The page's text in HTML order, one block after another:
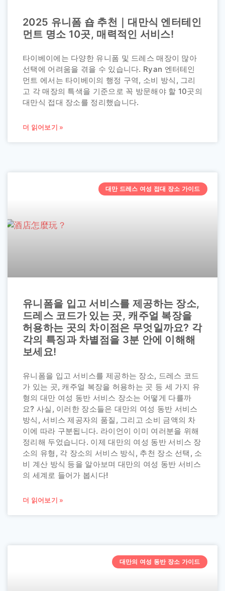
2025 유니폼 숍 추천｜대만식 엔터테인
먼트 명소 10곳, 매력적인 서비스!
타이베이에는 다양한 유니폼 및 드레스 매장이 많아
선택에 어려움을 겪을 수 있습니다. Ryan 엔터테인
먼트 에서는 타이베이의 행정 구역, 소비 방식, 그리
고 각 매장의 특색을 기준으로 꼭 방문해야 할 10곳의
대만식 접대 장소를 정리했습니다.
더 읽어보기 »
대만 드레스 여성 접대 장소 가이드
유니폼을 입고 서비스를 제공하는 장소,
드레스 코드가 있는 곳, 캐주얼 복장을
허용하는 곳의 차이점은 무엇일까요? 각
각의 특징과 차별점을 3분 안에 이해해
보세요!
유니폼을 입고 서비스를 제공하는 장소, 드레스 코드
가 있는 곳, 캐주얼 복장을 허용하는 곳 등 세 가지 유
형의 대만 여성 동반 서비스 장소는 어떻게 다를까
요? 사실, 이러한 장소들은 대만의 여성 동반 서비스
방식, 서비스 제공자의 품질, 그리고 소비 금액의 차
이에 따라 구분됩니다. 라이언이 이미 여러분을 위해
정리해 두었습니다. 이제 대만의 여성 동반 서비스 장
소의 유형, 각 장소의 서비스 방식, 추천 장소 선택, 소
비 계산 방식 등을 알아보며 대만의 여성 동반 서비스
의 세계로 들어가 봅시다!
더 읽어보기 »
대만의 여성 동반 장소 가이드